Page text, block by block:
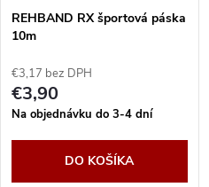
REHBAND RX športová páska
10m
€3,17 bez DPH
€3,90
Na objednávku do 3-4 dní
DO KOŠÍKA